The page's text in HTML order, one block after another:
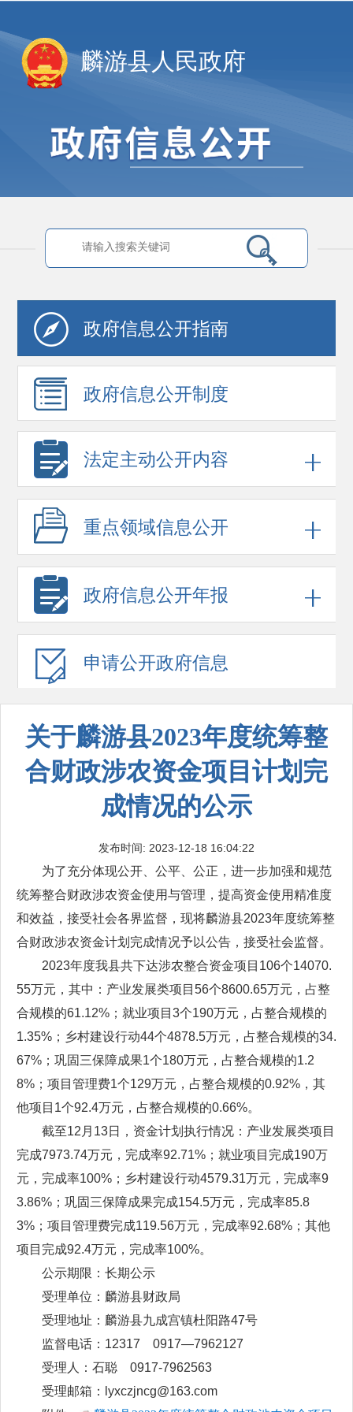
麟游县人民政府
政府信息公开指南
政府信息公开制度
法定主动公开内容
重点领域信息公开
政府信息公开年报
申请公开政府信息
关于麟游县2023年度统筹整
合财政涉农资金项目计划完
成情况的公示
发布时间: 2023-12-18 16:04:22
为了充分体现公开、公平、公正，进一步加强和规范
统筹整合财政涉农资金使用与管理，提高资金使用精准度
和效益，接受社会各界监督，现将麟游县2023年度统筹整
合财政涉农资金计划完成情况予以公告，接受社会监督。
2023年度我县共下达涉农整合资金项目106个14070.
55万元，其中：产业发展类项目56个8600.65万元，占整
合规模的61.12%；就业项目3个190万元，占整合规模的
1.35%；乡村建设行动44个4878.5万元，占整合规模的34.
67%；巩固三保障成果1个180万元，占整合规模的1.2
8%；项目管理费1个129万元，占整合规模的0.92%，其
他项目1个92.4万元，占整合规模的0.66%。
截至12月13日，资金计划执行情况：产业发展类项目
完成7973.74万元，完成率92.71%；就业项目完成190万
元，完成率100%；乡村建设行动4579.31万元，完成率9
3.86%；巩固三保障成果完成154.5万元，完成率85.8
3%；项目管理费完成119.56万元，完成率92.68%；其他
项目完成92.4万元，完成率100%。
公示期限：长期公示
受理单位：麟游县财政局
受理地址：麟游县九成宫镇杜阳路47号
监督电话：12317 0917—7962127
受理人：石聪 0917-7962563
受理邮箱：lyxczjncg@163.com